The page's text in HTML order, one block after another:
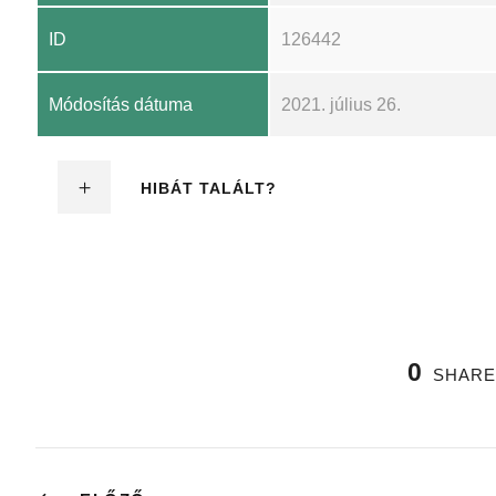
ID 126442
Módosítás dátuma 2021. július 26.
HIBÁT TALÁLT?
0